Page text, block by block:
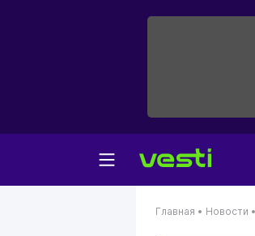
Главная • Новости •